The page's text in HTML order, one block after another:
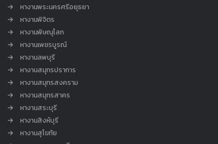
หางานพระนครศรีอยุธยา
หางานพิจิตร
หางานพิษณุโลก
หางานเพชรบูรณ์
หางานลพบุรี
หางานสมุทรปราการ
หางานสมุทรสงคราม
หางานสมุทรสาคร
หางานสระบุรี
หางานสิงห์บุรี
หางานสุโขทัย